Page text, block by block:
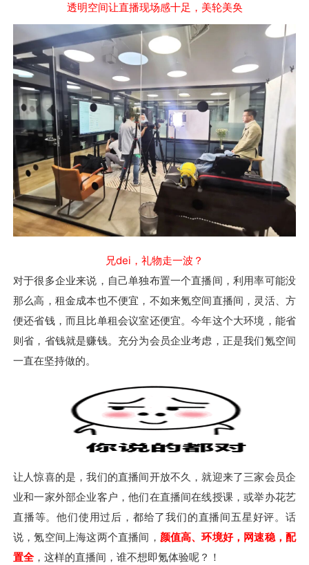
透明空间让直播现场感十足，美轮美奂
兄dei，礼物走一波？
对于很多企业来说，自己单独布置一个直播间，利用率可能没
那么高，租金成本也不便宜，不如来氪空间直播间，灵活、方
便还省钱，而且比单租会议室还便宜。今年这个大环境，能省
则省，省钱就是赚钱。充分为会员企业考虑，正是我们氪空间
一直在坚持做的。
让人惊喜的是，我们的直播间开放不久，就迎来了三家会员企
业和一家外部企业客户，他们在直播间在线授课，或举办花艺
直播等。他们使用过后，都给了我们的直播间五星好评。话
说，氪空间上海这两个直播间， 颜值高、环境好，网速稳，配
置全，这样的直播间，谁不想即氪体验呢？！